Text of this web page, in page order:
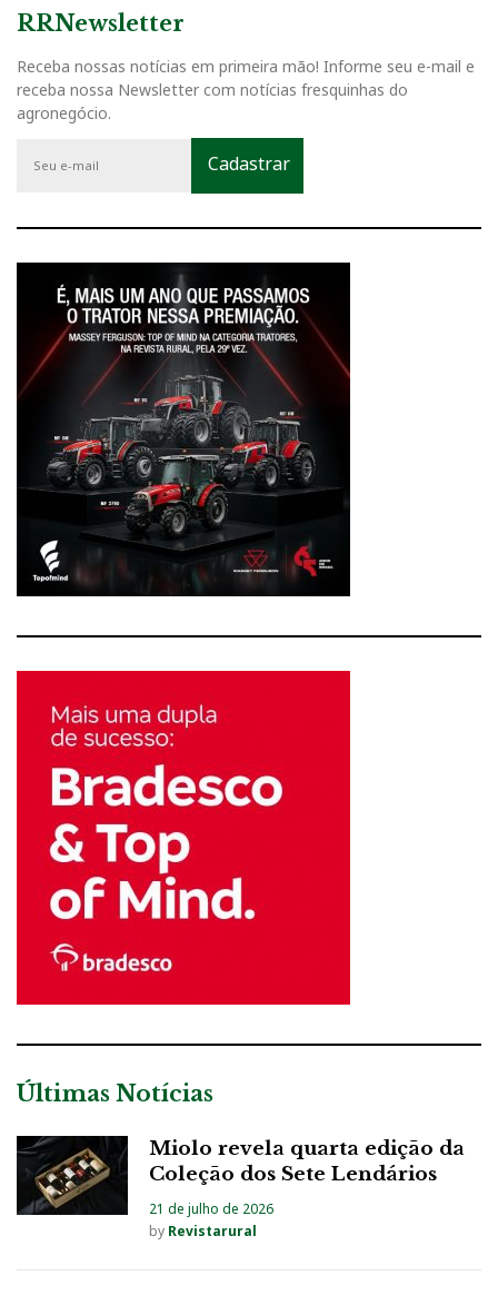
RRNewsletter
Receba nossas notícias em primeira mão! Informe seu e-mail e
receba nossa Newsletter com notícias fresquinhas do
agronegócio.
Últimas Notícias
Miolo revela quarta edição da
Coleção dos Sete Lendários
21 de julho de 2026
by Revistarural